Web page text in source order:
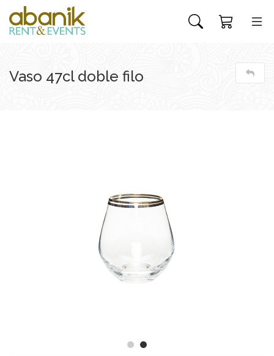
Vaso 47cl doble filo